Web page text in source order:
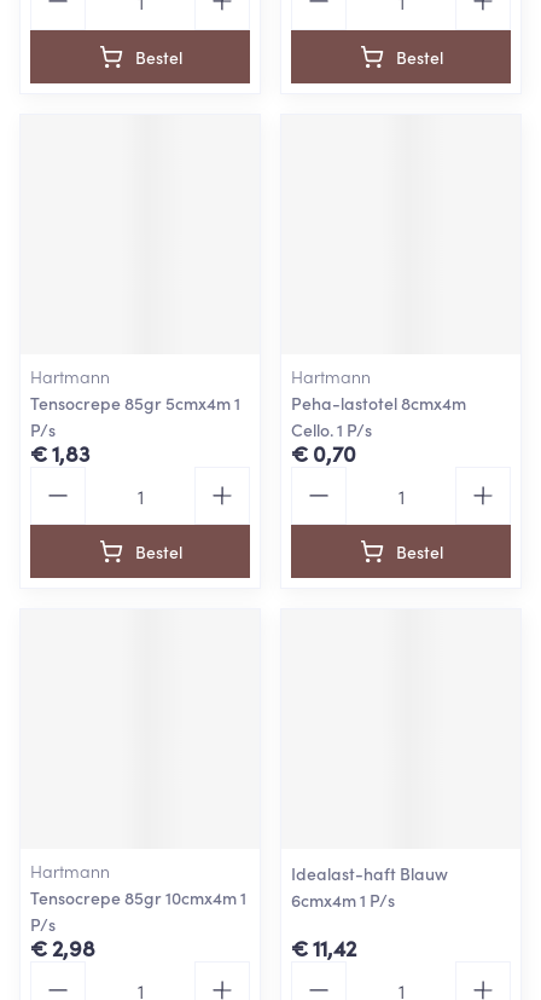
Bestel Bestel
Hartmann
Tensocrepe 85gr 5cmx4m 1
P/s
€ 1,83
Bestel
Hartmann
Peha-lastotel 8cmx4m
Cello. 1 P/s
€ 0,70
Bestel
Hartmann
Tensocrepe 85gr 10cmx4m 1
P/s
€ 2,98
Idealast-haft Blauw
6cmx4m 1 P/s
€ 11,42